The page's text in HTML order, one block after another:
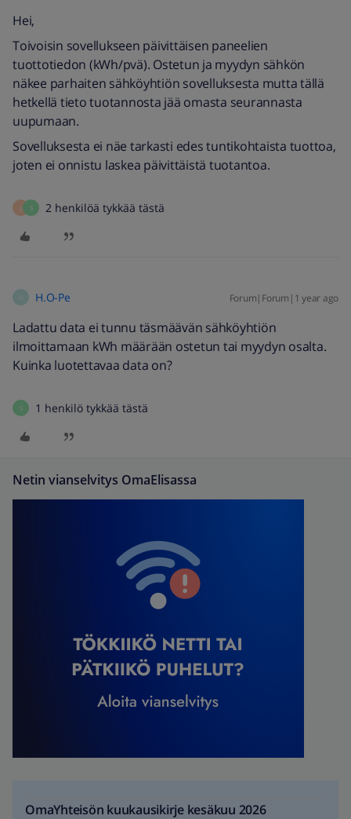
Hei,
Toivoisin sovellukseen päivittäisen paneelien
tuottotiedon (kWh/pvä). Ostetun ja myydyn sähkön
näkee parhaiten sähköyhtiön sovelluksesta mutta tällä
hetkellä tieto tuotannosta jää omasta seurannasta
uupumaan.
Sovelluksesta ei näe tarkasti edes tuntikohtaista tuottoa,
joten ei onnistu laskea päivittäistä tuotantoa.
S 2 henkilöä tykkää tästä
H.O-Pe Forum|Forum|1 year ago
Ladattu data ei tunnu täsmäävän sähköyhtiön
ilmoittamaan kWh määrään ostetun tai myydyn osalta.
Kuinka luotettavaa data on?
S 1 henkilö tykkää tästä
Netin vianselvitys OmaElisassa
OmaYhteisön kuukausikirje kesäkuu 2026